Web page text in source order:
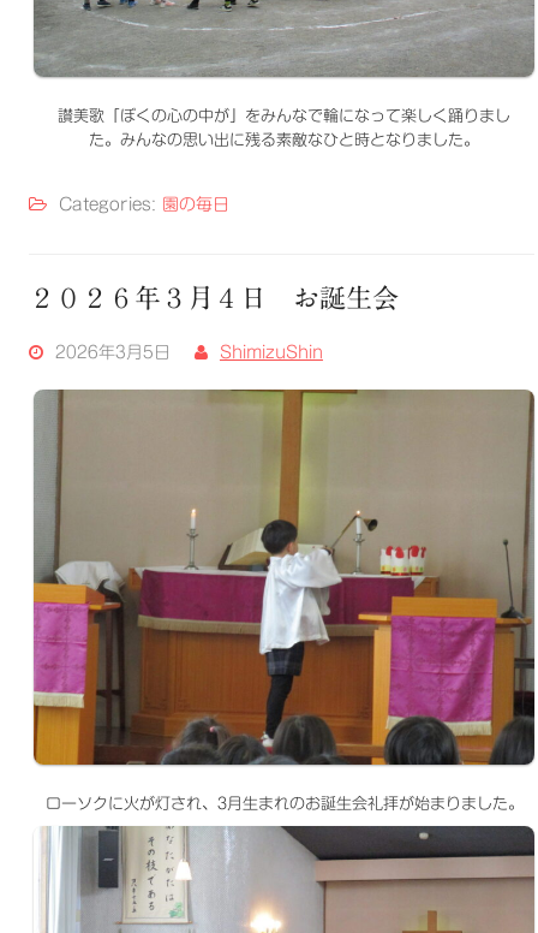
讃美歌「ぼくの心の中が」をみんなで輪になって楽しく踊りまし
た。みんなの思い出に残る素敵なひと時となりました。
Categories: 園の毎日
２０２６年３月４日 お誕生会
2026年3月5日 ShimizuShin
ローソクに火が灯され、3月生まれのお誕生会礼拝が始まりました。